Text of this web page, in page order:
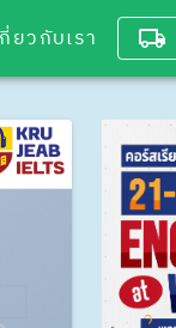
ยวกับเรา